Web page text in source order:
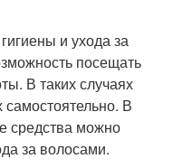
и ухода за
посещать
В таких случаях
самостоятельно. В
средства можно
за волосами.